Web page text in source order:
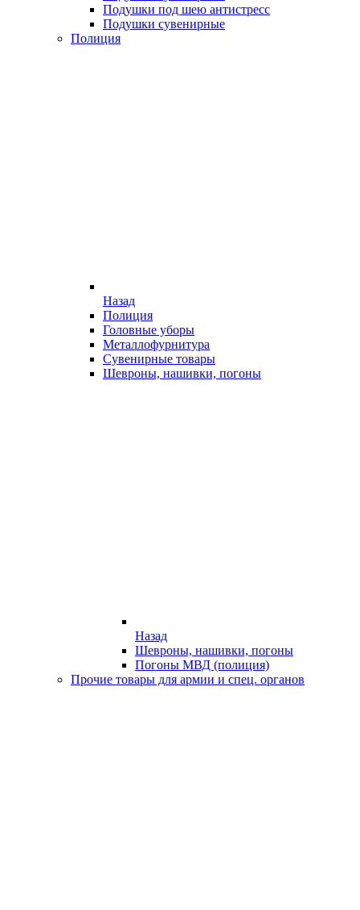
Подушки под шею антистресс
Подушки сувенирные
Полиция
Назад
Полиция
Головные уборы
Металлофурнитура
Сувенирные товары
Шевроны, нашивки, погоны
Назад
Шевроны, нашивки, погоны
Погоны МВД (полиция)
Прочие товары для армии и спец. органов